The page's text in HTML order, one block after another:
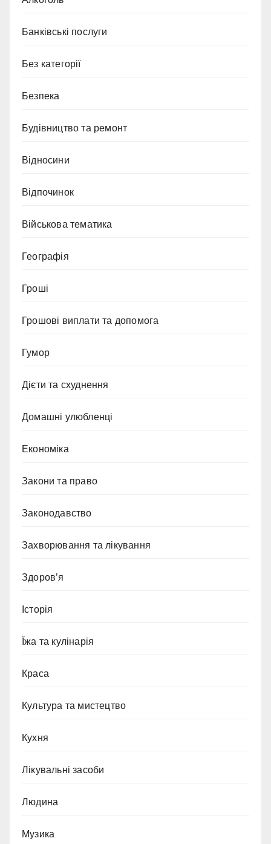
Банківські послуги
Без категорії
Безпека
Будівництво та ремонт
Відносини
Відпочинок
Військова тематика
Географія
Гроші
Грошові виплати та допомога
Гумор
Дієти та схуднення
Домашні улюбленці
Економіка
Закони та право
Законодавство
Захворювання та лікування
Здоров’я
Історія
Їжа та кулінарія
Краса
Культура та мистецтво
Кухня
Лікувальні засоби
Людина
Музика